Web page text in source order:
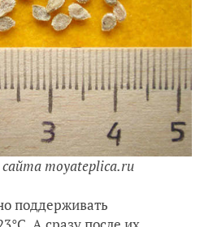
moyateplica.ru
поддерживать